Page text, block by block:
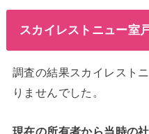
スカイレストニュー室
調査の結果スカイレスト
りませんでした。
現在の所有者から当時の